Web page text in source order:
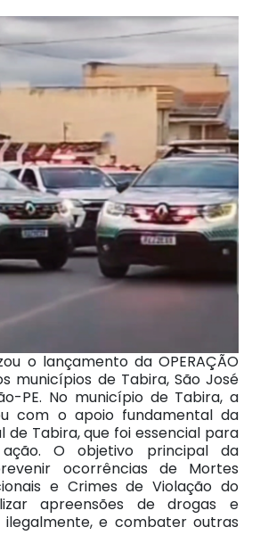
o lançamento da OPERAÇÃO
municípios de Tabira, São José
PE. No município de Tabira, a
com o apoio fundamental da
de Tabira, que foi essencial para
O objetivo principal da
ocorrências de Mortes
e Crimes de Violação do
apreensões de drogas e
e combater outras